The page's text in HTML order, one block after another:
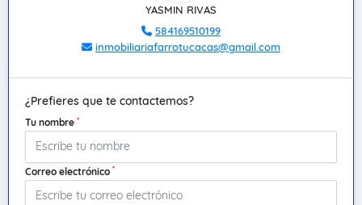
YASMIN RIVAS
584169510199
inmobiliariafarrotucacas@gmail.com
¿Prefieres que te contactemos?
Tu nombre *
Correo electrónico *